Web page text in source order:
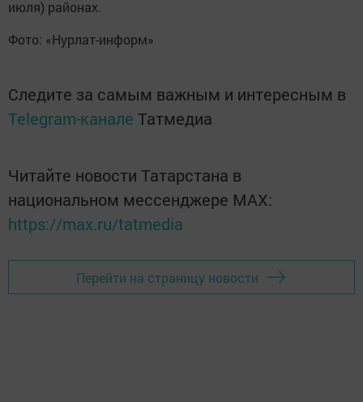
июля) районах.
Фото: «Нурлат-информ»
Следите за самым важным и интересным в
Telegram-канале Татмедиа
Читайте новости Татарстана в
национальном мессенджере MАХ:
https://max.ru/tatmedia
Перейти на страницу новости